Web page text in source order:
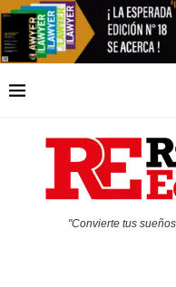
"Convierte tus